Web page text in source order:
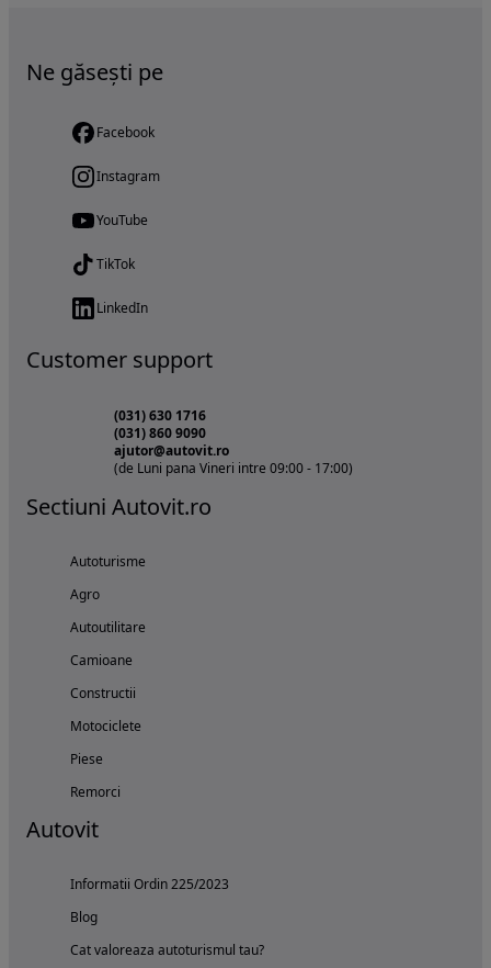
Ne găsești pe
Facebook
Instagram
YouTube
TikTok
LinkedIn
Customer support
(031) 630 1716
(031) 860 9090
ajutor@autovit.ro
(de Luni pana Vineri intre 09:00 - 17:00)
Sectiuni Autovit.ro
Autoturisme
Agro
Autoutilitare
Camioane
Constructii
Motociclete
Piese
Remorci
Autovit
Informatii Ordin 225/2023
Blog
Cat valoreaza autoturismul tau?